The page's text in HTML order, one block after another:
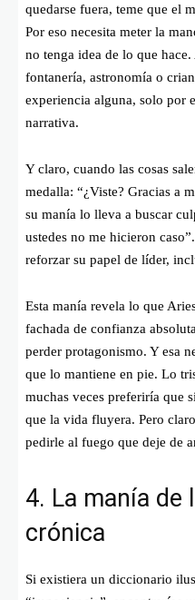
quedarse fuera, teme que el
Por eso necesita meter la
no tenga idea de lo que
fontanería, astronomía o
experiencia alguna, solo por
narrativa.
Y claro, cuando las cosas
medalla: “¿Viste? Gracias a
su manía lo lleva a buscar
ustedes no me hicieron
reforzar su papel de líder,
Esta manía revela lo que
fachada de confianza
perder protagonismo. Y esa
que lo mantiene en pie. Lo
muchas veces preferiría que
que la vida fluyera. Pero
pedirle al fuego que deje de
4. La manía de
crónica
Si existiera un diccionario